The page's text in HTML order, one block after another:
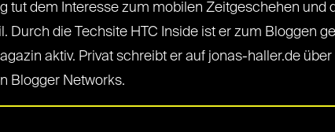
tut dem Interesse zum mobilen Zeitgeschehen und
Durch die Techsite HTC Inside ist er zum Bloggen
aktiv. Privat schreibt er auf jonas-haller.de
Blogger Networks.